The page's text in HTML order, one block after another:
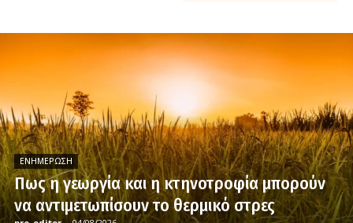
ΕΝΗΜΈΡΩΣΗ
Πως η γεωργία και η κτηνοτροφία μπορούν
να αντιμετωπίσουν το θερμικό στρες